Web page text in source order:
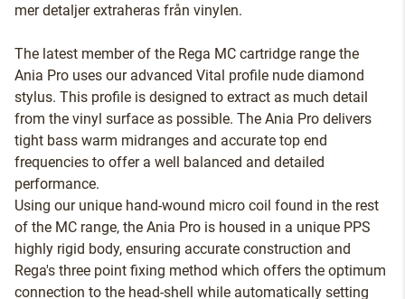
mer detaljer extraheras från vinylen.
The latest member of the Rega MC cartridge range the
Ania Pro uses our advanced Vital profile nude diamond
stylus. This profile is designed to extract as much detail
from the vinyl surface as possible. The Ania Pro delivers
tight bass warm midranges and accurate top end
frequencies to offer a well balanced and detailed
performance.
Using our unique hand-wound micro coil found in the rest
of the MC range, the Ania Pro is housed in a unique PPS
highly rigid body, ensuring accurate construction and
Rega's three point fixing method which offers the optimum
connection to the head-shell while automatically setting